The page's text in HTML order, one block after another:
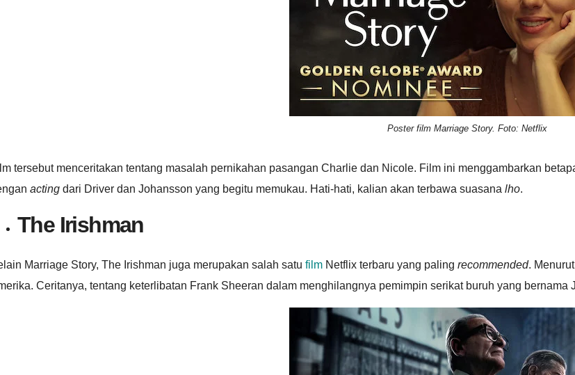
Poster film Marriage Story. Foto: Netflix
tersebut menceritakan tentang masalah pernikahan pasangan Charlie dan Nicole. Film ini menggambarkan
acting dari Driver dan Johansson yang begitu memukau. Hati-hati, kalian akan terbawa suasana lho.
The Irishman
Marriage Story, The Irishman juga merupakan salah satu film Netflix terbaru yang paling recommended.
Ceritanya, tentang keterlibatan Frank Sheeran dalam menghilangnya pemimpin serikat buruh yang bernama